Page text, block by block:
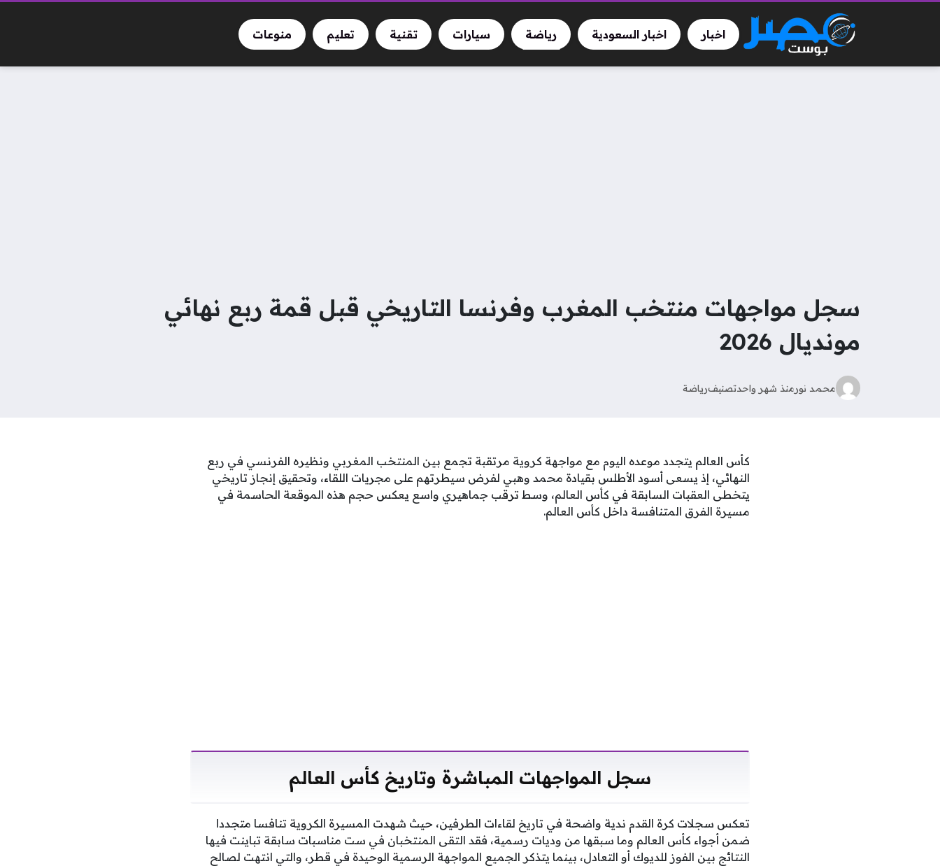
اخبار اخبار السعودية رياضة سيارات تقنية تعليم منوعات
سجل مواجهات منتخب المغرب وفرنسا التاريخي قبل قمة ربع نهائي
مونديال 2026
محمد نورمنذ شهر واحدتصنيفرياضة
كأس العالم يتجدد موعده اليوم مع مواجهة كروية مرتقبة تجمع بين المنتخب المغربي ونظيره الفرنسي في ربع
النهائي، إذ يسعى أسود الأطلس بقيادة محمد وهبي لفرض سيطرتهم على مجريات اللقاء، وتحقيق إنجاز تاريخي
يتخطى العقبات السابقة في كأس العالم، وسط ترقب جماهيري واسع يعكس حجم هذه الموقعة الحاسمة في
مسيرة الفرق المتنافسة داخل كأس العالم.
سجل المواجهات المباشرة وتاريخ كأس العالم
تعكس سجلات كرة القدم ندية واضحة في تاريخ لقاءات الطرفين، حيث شهدت المسيرة الكروية تنافسا متجددا
ضمن أجواء كأس العالم وما سبقها من وديات رسمية، فقد التقى المنتخبان في ست مناسبات سابقة تباينت فيها
النتائج بين الفوز للديوك أو التعادل، بينما يتذكر الجميع المواجهة الرسمية الوحيدة في قطر، والتي انتهت لصالح